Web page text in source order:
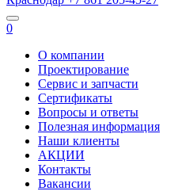
0
О компании
Проектирование
Сервис и запчасти
Сертификаты
Вопросы и ответы
Полезная информация
Наши клиенты
АКЦИИ
Контакты
Вакансии